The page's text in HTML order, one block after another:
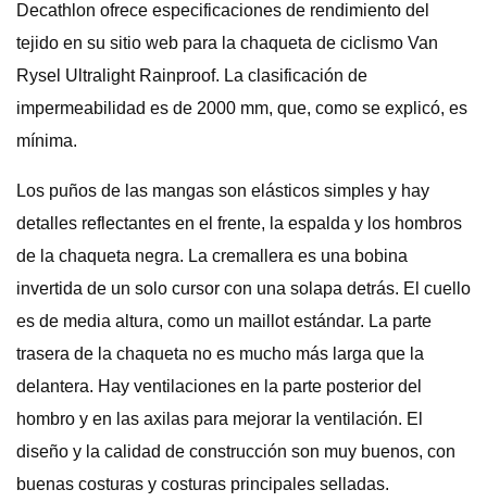
Decathlon ofrece especificaciones de rendimiento del
tejido en su sitio web para la chaqueta de ciclismo Van
Rysel Ultralight Rainproof. La clasificación de
impermeabilidad es de 2000 mm, que, como se explicó, es
mínima.
Los puños de las mangas son elásticos simples y hay
detalles reflectantes en el frente, la espalda y los hombros
de la chaqueta negra. La cremallera es una bobina
invertida de un solo cursor con una solapa detrás. El cuello
es de media altura, como un maillot estándar. La parte
trasera de la chaqueta no es mucho más larga que la
delantera. Hay ventilaciones en la parte posterior del
hombro y en las axilas para mejorar la ventilación. El
diseño y la calidad de construcción son muy buenos, con
buenas costuras y costuras principales selladas.